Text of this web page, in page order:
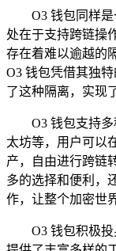
O3 钱包同样
处在于支持跨链操
存在着难以逾越的
O3 钱包凭借其独
了这种隔离，实现
O3 钱包支持
太坊等，用户可以
产，自由进行跨链
多的选择和便利，
作，让整个加密世
O3 钱包积极